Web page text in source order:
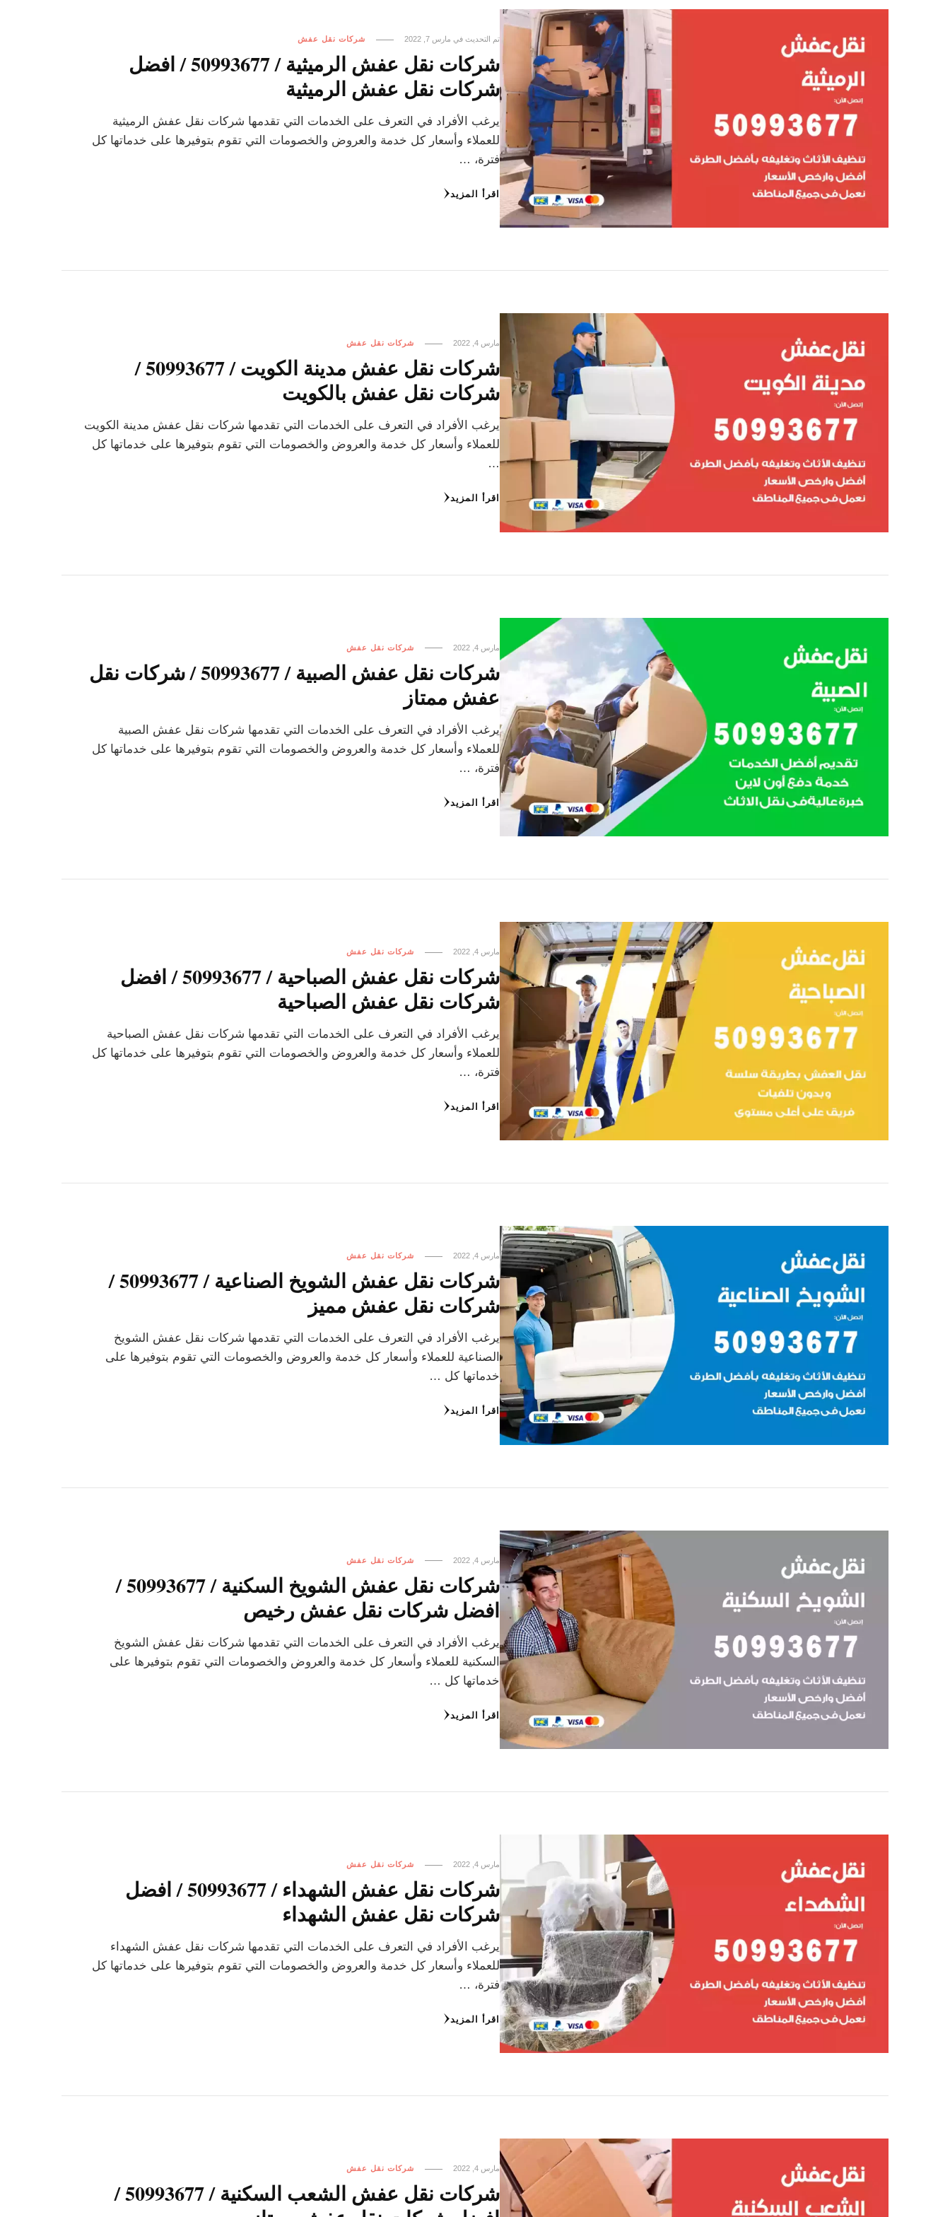
تم التحديث في مارس 7, 2022 شركات نقل عفش
شركات نقل عفش الرميثية / 50993677 / افضل
شركات نقل عفش الرميثية
يرغب الأفراد في التعرف على الخدمات التي تقدمها شركات نقل عفش الرميثية
للعملاء وأسعار كل خدمة والعروض والخصومات التي تقوم بتوفيرها على خدماتها كل
فترة، …
اقرأ المزيد
مارس 4, 2022 شركات نقل عفش
شركات نقل عفش مدينة الكويت / 50993677 /
شركات نقل عفش بالكويت
يرغب الأفراد في التعرف على الخدمات التي تقدمها شركات نقل عفش مدينة الكويت
للعملاء وأسعار كل خدمة والعروض والخصومات التي تقوم بتوفيرها على خدماتها كل
…
اقرأ المزيد
مارس 4, 2022 شركات نقل عفش
شركات نقل عفش الصبية / 50993677 / شركات نقل
عفش ممتاز
يرغب الأفراد في التعرف على الخدمات التي تقدمها شركات نقل عفش الصبية
للعملاء وأسعار كل خدمة والعروض والخصومات التي تقوم بتوفيرها على خدماتها كل
فترة، …
اقرأ المزيد
مارس 4, 2022 شركات نقل عفش
شركات نقل عفش الصباحية / 50993677 / افضل
شركات نقل عفش الصباحية
يرغب الأفراد في التعرف على الخدمات التي تقدمها شركات نقل عفش الصباحية
للعملاء وأسعار كل خدمة والعروض والخصومات التي تقوم بتوفيرها على خدماتها كل
فترة، …
اقرأ المزيد
مارس 4, 2022 شركات نقل عفش
شركات نقل عفش الشويخ الصناعية / 50993677 /
شركات نقل عفش مميز
يرغب الأفراد في التعرف على الخدمات التي تقدمها شركات نقل عفش الشويخ
الصناعية للعملاء وأسعار كل خدمة والعروض والخصومات التي تقوم بتوفيرها على
خدماتها كل …
اقرأ المزيد
مارس 4, 2022 شركات نقل عفش
شركات نقل عفش الشويخ السكنية / 50993677 /
افضل شركات نقل عفش رخيص
يرغب الأفراد في التعرف على الخدمات التي تقدمها شركات نقل عفش الشويخ
السكنية للعملاء وأسعار كل خدمة والعروض والخصومات التي تقوم بتوفيرها على
خدماتها كل …
اقرأ المزيد
مارس 4, 2022 شركات نقل عفش
شركات نقل عفش الشهداء / 50993677 / افضل
شركات نقل عفش الشهداء
يرغب الأفراد في التعرف على الخدمات التي تقدمها شركات نقل عفش الشهداء
للعملاء وأسعار كل خدمة والعروض والخصومات التي تقوم بتوفيرها على خدماتها كل
فترة، …
اقرأ المزيد
مارس 4, 2022 شركات نقل عفش
شركات نقل عفش الشعب السكنية / 50993677 /